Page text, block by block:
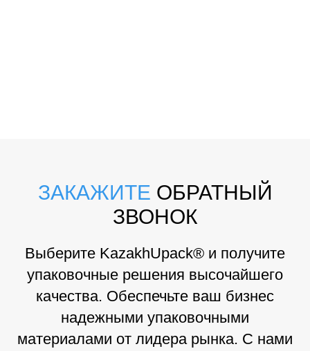
ЗАКАЖИТЕ ОБРАТНЫЙ
ЗВОНОК
Выберите KazakhUpack® и получите
упаковочные решения высочайшего
качества. Обеспечьте ваш бизнес
надежными упаковочными
материалами от лидера рынка. С нами